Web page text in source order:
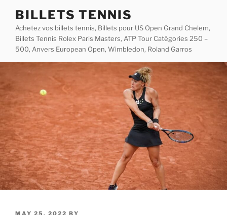
content
BILLETS TENNIS
Achetez vos billets tennis, Billets pour US Open Grand Chelem,
Billets Tennis Rolex Paris Masters, ATP Tour Catégories 250 –
500, Anvers European Open, Wimbledon, Roland Garros
POSTED